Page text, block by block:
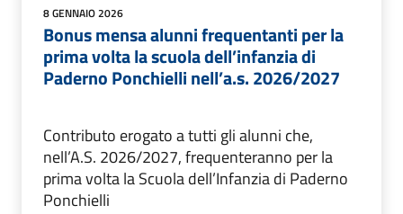
8 GENNAIO 2026
Bonus mensa alunni frequentanti per la
prima volta la scuola dell’infanzia di
Paderno Ponchielli nell’a.s. 2026/2027
Contributo erogato a tutti gli alunni che,
nell’A.S. 2026/2027, frequenteranno per la
prima volta la Scuola dell’Infanzia di Paderno
Ponchielli